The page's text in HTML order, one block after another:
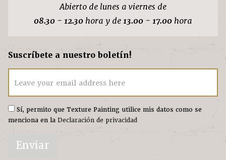
Abierto de lunes a viernes de
08.30 - 12.30 hora y de13.00 - 17.00 hora
Suscríbete a nuestro boletín!
Leave your email address here
Sí, permito que Texture Painting utilice mis datos como se
menciona en la Declaración de privacidad
Enviar